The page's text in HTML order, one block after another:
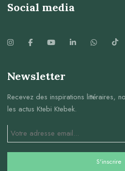
Social media
Newsletter
Recevez des inspirations littéraires,
les actus Ktebi Ktebek.